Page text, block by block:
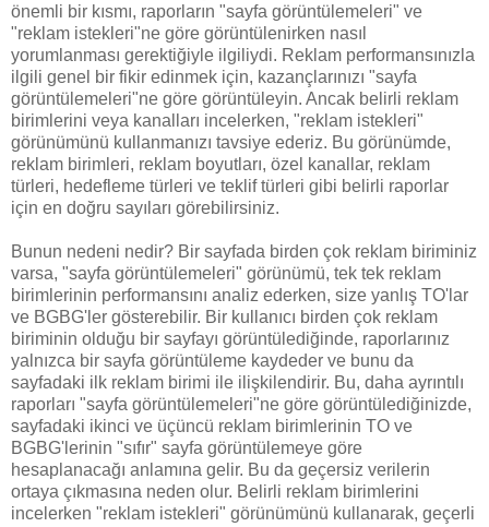
önemli bir kısmı, raporların "sayfa görüntülemeleri" ve
"reklam istekleri"ne göre görüntülenirken nasıl
yorumlanması gerektiğiyle ilgiliydi. Reklam performansınızla
ilgili genel bir fikir edinmek için, kazançlarınızı "sayfa
görüntülemeleri"ne göre görüntüleyin. Ancak belirli reklam
birimlerini veya kanalları incelerken, "reklam istekleri"
görünümünü kullanmanızı tavsiye ederiz. Bu görünümde,
reklam birimleri, reklam boyutları, özel kanallar, reklam
türleri, hedefleme türleri ve teklif türleri gibi belirli raporlar
için en doğru sayıları görebilirsiniz.
Bunun nedeni nedir? Bir sayfada birden çok reklam biriminiz
varsa, "sayfa görüntülemeleri" görünümü, tek tek reklam
birimlerinin performansını analiz ederken, size yanlış TO'lar
ve BGBG'ler gösterebilir. Bir kullanıcı birden çok reklam
biriminin olduğu bir sayfayı görüntülediğinde, raporlarınız
yalnızca bir sayfa görüntüleme kaydeder ve bunu da
sayfadaki ilk reklam birimi ile ilişkilendirir. Bu, daha ayrıntılı
raporları "sayfa görüntülemeleri"ne göre görüntülediğinizde,
sayfadaki ikinci ve üçüncü reklam birimlerinin TO ve
BGBG'lerinin "sıfır" sayfa görüntülemeye göre
hesaplanacağı anlamına gelir. Bu da geçersiz verilerin
ortaya çıkmasına neden olur. Belirli reklam birimlerini
incelerken "reklam istekleri" görünümünü kullanarak, geçerli